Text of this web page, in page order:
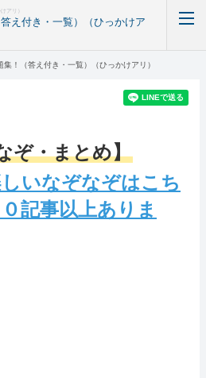
アリ）
え付き・一覧）（ひっかけア
集！（答え付き・一覧）（ひっかけアリ）
ぞ・まとめ】
いなぞなぞはこち
記事以上ありま